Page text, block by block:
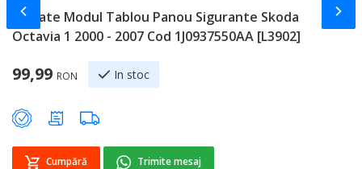
Unitate Modul Tablou Panou Sigurante Skoda
Octavia 1 2000 - 2007 Cod 1J0937550AA [L3902]
99,99 RON In stoc
Cumpără Trimite mesaj
Slide-ul anterior